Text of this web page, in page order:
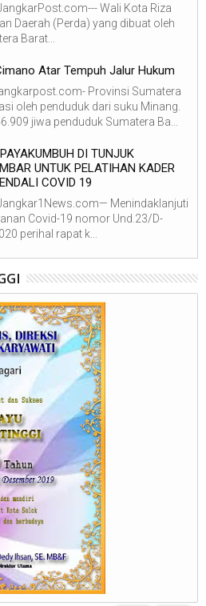
Wali Kota Riza
Daerah (Perda) yang dibuat oleh
Barat...
Atar Tempuh Jalur Hukum
Provinsi Sumatera
oleh penduduk dari suku Minang.
jiwa penduduk Sumatera Ba...
DI TUNJUK
UNTUK PELATIHAN KADER
COVID 19
Menindaklanjuti
Covid-19 nomor Und.23/D-
perihal rapat k...